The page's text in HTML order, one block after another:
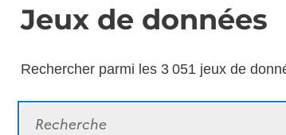
Jeux de données
Rechercher parmi les 3 051 jeux de